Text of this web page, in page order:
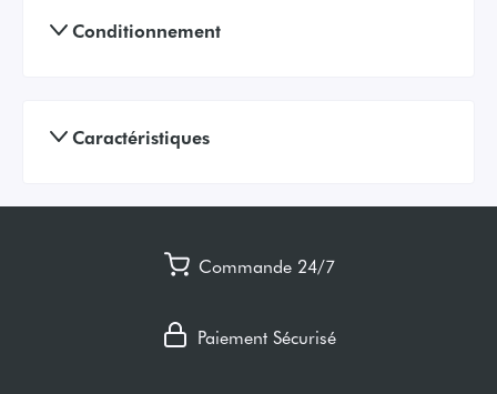
Conditionnement
Caractéristiques
Commande 24/7
Paiement Sécurisé